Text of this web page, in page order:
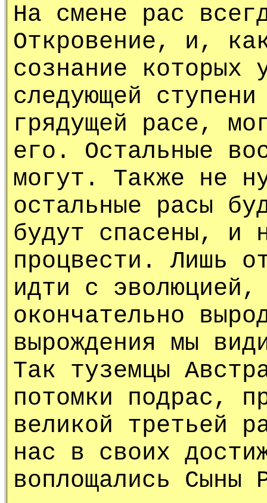
На смене рас
Откровение, и,
сознание которых
следующей
грядущей расе,
его. Остальные
могут. Также не
остальные расы
будут спасены, и
процвести. Лишь
идти с эволюцией,
окончательно
вырождения мы
Так туземцы
потомки подрас,
великой третьей
нас в своих
воплощались Сыны